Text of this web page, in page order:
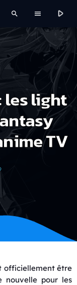
search menu play_arrow
les light
TV
officiellement être
nouvelle pour les